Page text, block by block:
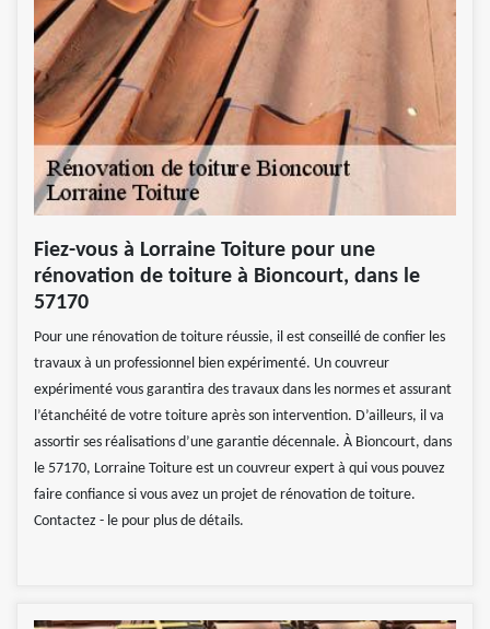
Fiez-vous à Lorraine Toiture pour une
rénovation de toiture à Bioncourt, dans le
57170
Pour une rénovation de toiture réussie, il est conseillé de confier les
travaux à un professionnel bien expérimenté. Un couvreur
expérimenté vous garantira des travaux dans les normes et assurant
l’étanchéité de votre toiture après son intervention. D’ailleurs, il va
assortir ses réalisations d’une garantie décennale. À Bioncourt, dans
le 57170, Lorraine Toiture est un couvreur expert à qui vous pouvez
faire confiance si vous avez un projet de rénovation de toiture.
Contactez - le pour plus de détails.